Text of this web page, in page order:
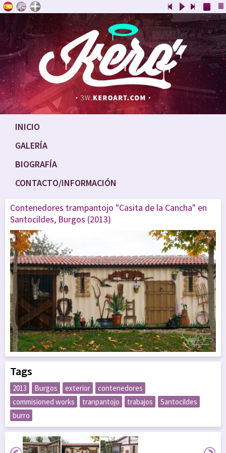
INICIO
GALERÍA
BIOGRAFÍA
CONTACTO/INFORMACIÓN
Contenedores trampantojo "Casita de la Cancha" en
Santocildes, Burgos (2013)
Tags
2013 Burgos exterior
contenedores
commisioned works
tranpantojo trabajos
Santocildes
burro